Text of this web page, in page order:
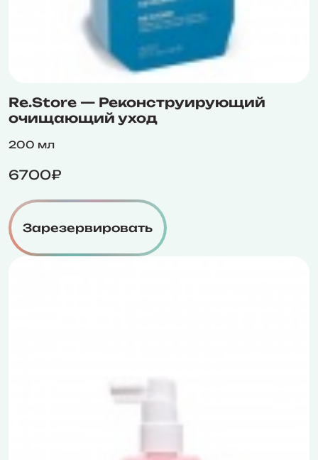
Re.Store — Реконструирующий
очищающий уход
200 мл
6700₽
Зарезервировать